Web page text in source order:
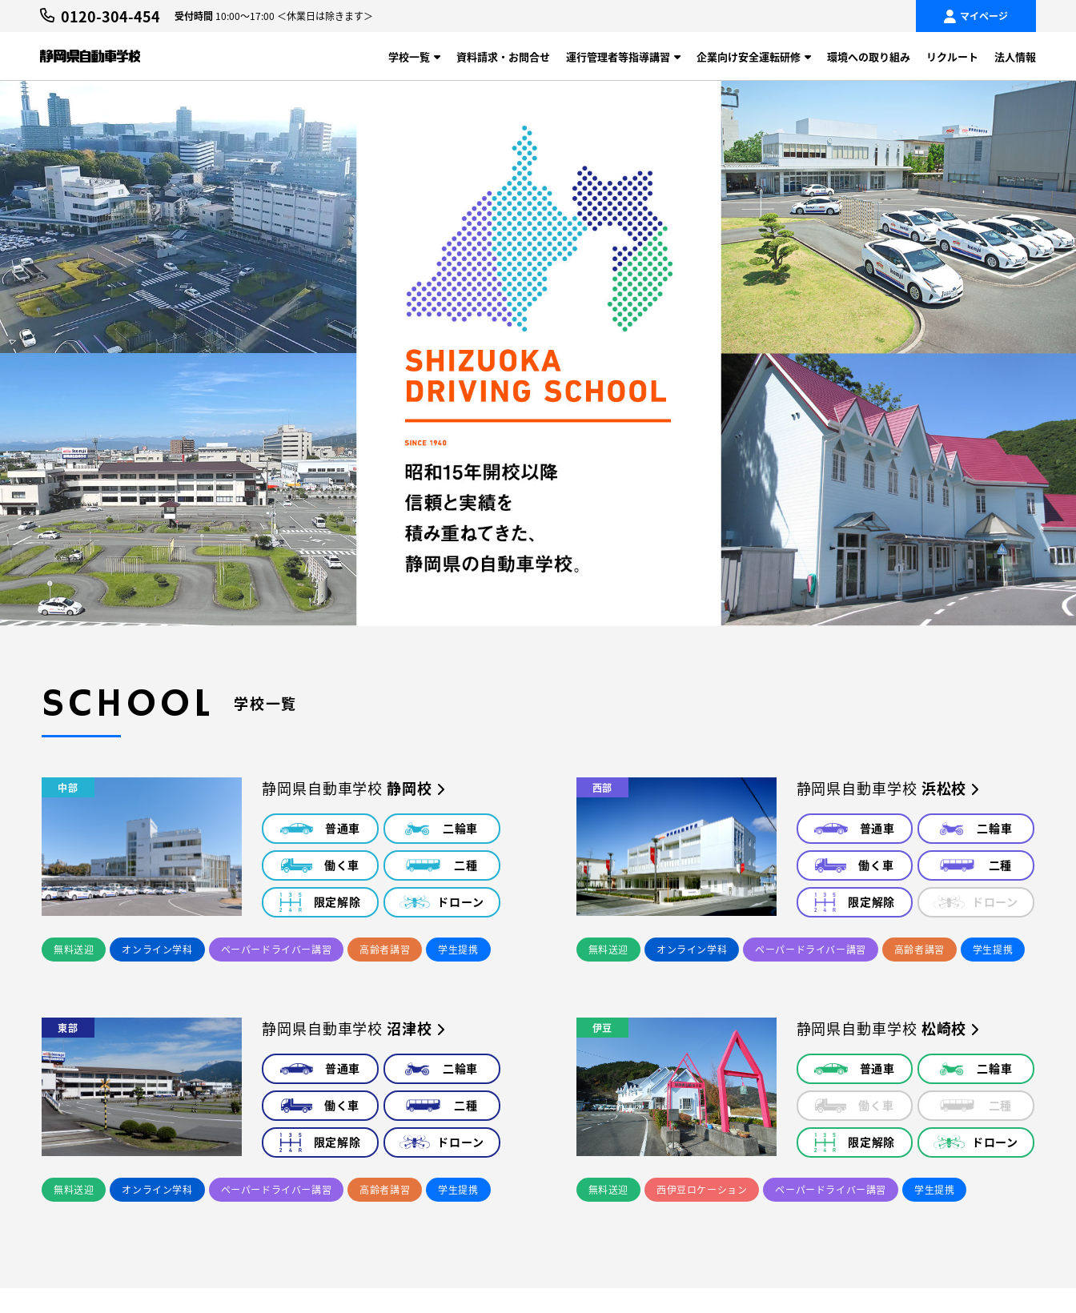
0120-304-454 受付時間 10:00～17:00 ＜休業日は除きます＞ マイページ
学校一覧 資料請求・お問合せ 運行管理者等指導講習 企業向け安全運転研修 環境への取り組み リクルート 法人情報
SCHOOL 学校一覧
中部 静岡県自動車学校静岡校
普通車 二輪車
働く車 二種
限定解除 ドローン
無料送迎 オンライン学科 ペーパードライバー講習 高齢者講習 学生提携
西部 静岡県自動車学校 浜松校
普通車 二輪車
働く車 二種
限定解除 ドローン
無料送迎 オンライン学科 ペーパードライバー講習 高齢者講習 学生提携
東部 静岡県自動車学校沼津校
普通車 二輪車
働く車 二種
限定解除 ドローン
無料送迎 オンライン学科 ペーパードライバー講習 高齢者講習 学生提携
伊豆 静岡県自動車学校 松崎校
普通車 二輪車
働く車 二種
限定解除 ドローン
無料送迎 西伊豆ロケーション ペーパードライバー講習 学生提携